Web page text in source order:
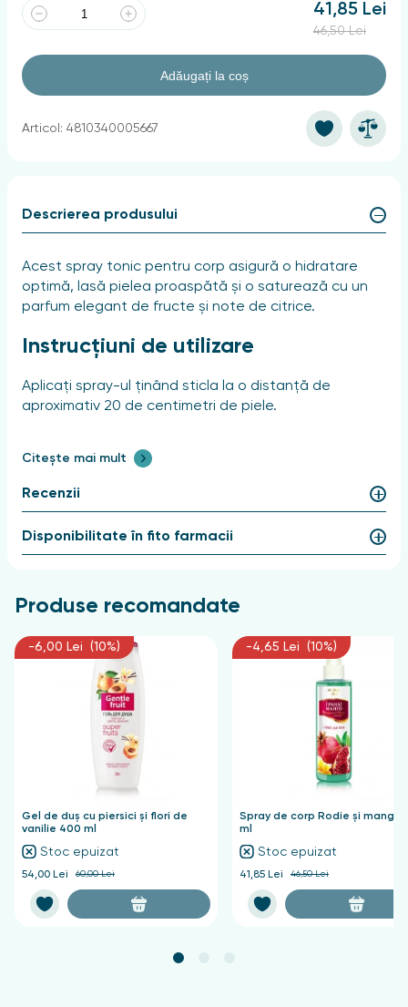
41,85 Lei
46,50 Lei
Adăugați la coș
Articol: 4810340005667
Descrierea produsului
Acest spray tonic pentru corp asigură o hidratare
optimă, lasă pielea proaspătă și o saturează cu un
parfum elegant de fructe și note de citrice.
Instrucțiuni de utilizare
Aplicați spray-ul ținând sticla la o distanță de
aproximativ 20 de centimetri de piele.
Citește mai mult
Recenzii
Disponibilitate în fito farmacii
Produse recomandate
-6,00 Lei (10%)
Gel de duș cu piersici și flori de
vanilie 400 ml
Stoc epuizat
54,00 Lei 60,00 Lei
-4,65 Lei (10%)
Spray de corp Rodie și mango
ml
Stoc epuizat
41,85 Lei 46,50 Lei